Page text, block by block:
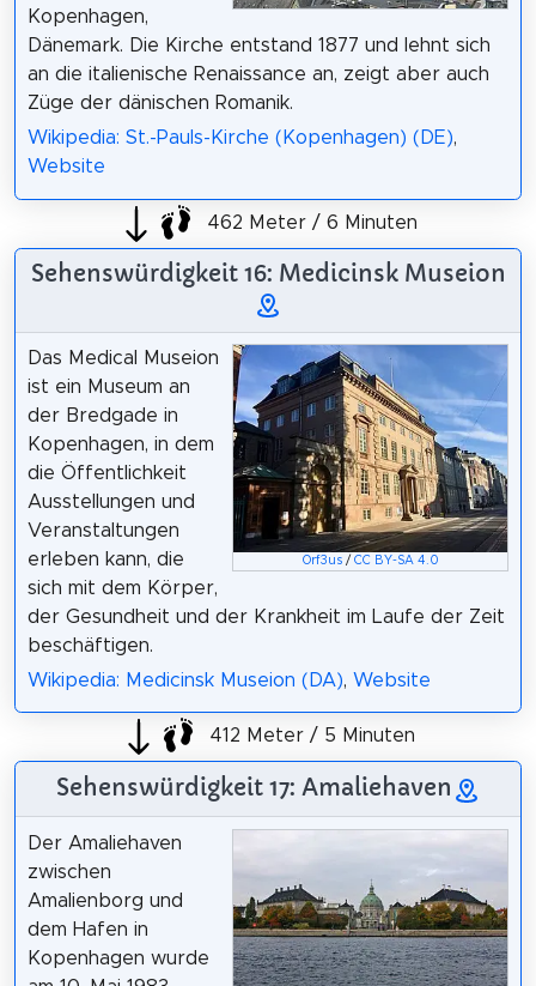
Kopenhagen,
Dänemark. Die Kirche entstand 1877 und lehnt sich
an die italienische Renaissance an, zeigt aber auch
Züge der dänischen Romanik.
Wikipedia: St.-Pauls-Kirche (Kopenhagen) (DE),
Website
462 Meter / 6 Minuten
Sehenswürdigkeit 16: Medicinsk Museion
Orf3us/ CC BY-SA 4.0
Das Medical Museion
ist ein Museum an
der Bredgade in
Kopenhagen, in dem
die Öffentlichkeit
Ausstellungen und
Veranstaltungen
erleben kann, die
sich mit dem Körper,
der Gesundheit und der Krankheit im Laufe der Zeit
beschäftigen.
Wikipedia: Medicinsk Museion (DA), Website
412 Meter / 5 Minuten
Sehenswürdigkeit 17: Amaliehaven
Der Amaliehaven
zwischen
Amalienborg und
dem Hafen in
Kopenhagen wurde